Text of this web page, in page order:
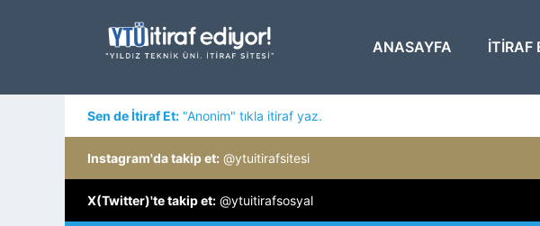
ANASAYFA ITIRAF
Sen de İtiraf Et: "Anonim" tıkla itiraf yaz.
Instagram'da takip et: @ytuitirafsitesi
X(Twitter)'te takip et: @ytuitirafsosyal